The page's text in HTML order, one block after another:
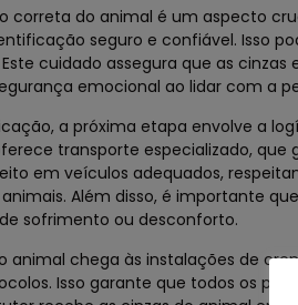
correta do animal é um aspecto
seguro e confiável. Isso
cuidado assegura que as
emocional ao lidar com a
a próxima etapa envolve a
transporte especializado,
em veículos adequados,
Além disso, é importante
sofrimento ou desconforto.
animal chega às instalações de
Isso garante que todos os